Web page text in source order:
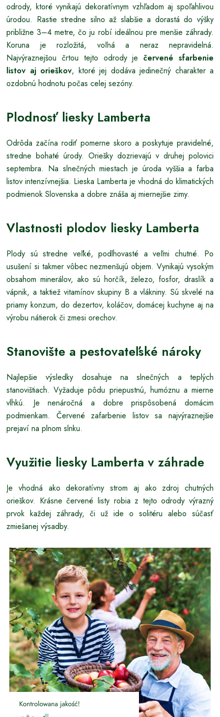
odrody, ktoré vynikajú dekoratívnym vzhľadom aj spoľahlivou
úrodou. Rastie stredne silno až slabšie a dorastá do výšky
približne 3–4 metre, čo ju robí ideálnou pre menšie záhrady.
Koruna je rozložitá, voľná a neraz nepravidelná.
Najvýraznejšou črtou tejto odrody ječervené sfarbenie
listov aj orieškov, ktoré jej dodáva jedinečný charakter a
ozdobnú hodnotu počas celej sezóny.
Plodnosť liesky Lamberta
Odrôda začína rodiť pomerne skoro a poskytuje pravidelné,
stredne bohaté úrody. Oriešky dozrievajú v druhej polovici
septembra. Na slnečných miestach je úroda vyššia a farba
listov intenzívnejšia. Lieska Lamberta je vhodná do klimatických
podmienok Slovenska a dobre znáša aj miernejšie zimy.
Vlastnosti plodov liesky Lamberta
Plody sú stredne veľké, podlhovasté a veľmi chutné. Po
usušení si takmer vôbec nezmenšujú objem. Vynikajú vysokým
obsahom minerálov, ako sú horčík, železo, fosfor, draslík a
vápnik, a taktiež vitamínov skupiny B a vlákniny. Sú skvelé na
priamy konzum, do dezertov, koláčov, domácej kuchyne aj na
výrobu nátierok či zmesi orechov.
Stanovište a pestovateľské nároky
Najlepšie výsledky dosahuje na slnečných a teplých
stanovištiach. Vyžaduje pôdu priepustnú, humóznu a mierne
vlhkú. Je nenáročná a dobre prispôsobená domácim
podmienkam. Červené zafarbenie listov sa najvýraznejšie
prejaví na plnom slnku.
Využitie liesky Lamberta v záhrade
Je vhodná ako dekoratívny strom aj ako zdroj chutných
orieškov. Krásne červené listy robia z tejto odrody výrazný
prvok každej záhrady, či už ide o solitéru alebo súčasť
zmiešanej výsadby.